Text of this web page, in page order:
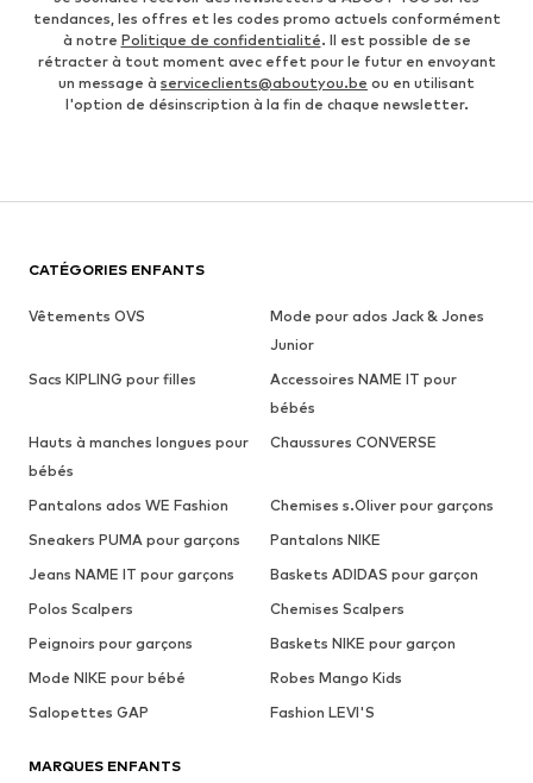
tendances, les offres et les codes promo actuels conformément
à notre Politique de confidentialité. Il est possible de se
rétracter à tout moment avec effet pour le futur en envoyant
un message à serviceclients@aboutyou.be ou en utilisant
l'option de désinscription à la fin de chaque newsletter.
CATÉGORIES ENFANTS
Vêtements OVS
Mode pour ados Jack & Jones
Junior
Sacs KIPLING pour filles
Accessoires NAME IT pour
bébés
Hauts à manches longues pour
bébés
Chaussures CONVERSE
Pantalons ados WE Fashion
Chemises s.Oliver pour garçons
Sneakers PUMA pour garçons
Pantalons NIKE
Jeans NAME IT pour garçons
Baskets ADIDAS pour garçon
Polos Scalpers
Chemises Scalpers
Peignoirs pour garçons
Baskets NIKE pour garçon
Mode NIKE pour bébé
Robes Mango Kids
Salopettes GAP
Fashion LEVI'S
MARQUES ENFANTS